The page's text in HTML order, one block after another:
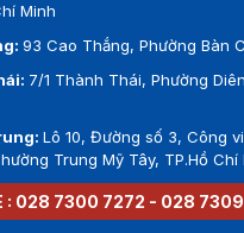
Minh
93 Cao Thắng, Phường Bàn
7/1 Thành Thái, Phường
Lô 10, Đường số 3, Công
Trung Mỹ Tây, TP.Hồ Chí
: 028 7300 7272 - 028 7309